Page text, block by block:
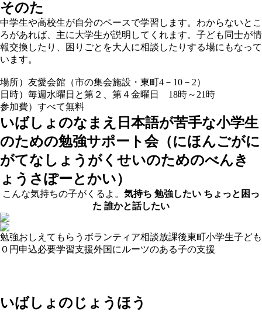
そのた
中学生や高校生が自分のペースで学習します。わからないとこ
ろがあれば、主に大学生が説明してくれます。子ども同士が情
報交換したり、困りごとを大人に相談したりする場にもなって
います。
場所）友愛会館（市の集会施設・東町4－10－2）
日時）毎週水曜日と第２、第４金曜日 18時～21時
参加費）すべて無料
いばしょのなまえ 日本語が苦手な小学生
のための勉強サポート会（にほんごがに
がてなしょうがくせいのためのべんき
ょうさぽーとかい）
こんな気持ちの子がくるよ。 気持ち 勉強したい ちょっと困っ
た 誰かと話したい
勉強おしえてもらう ボランティア相談放課後東町小学生子ども
０円 申込必要学習支援外国にルーツのある子の支援
いばしょのじょうほう